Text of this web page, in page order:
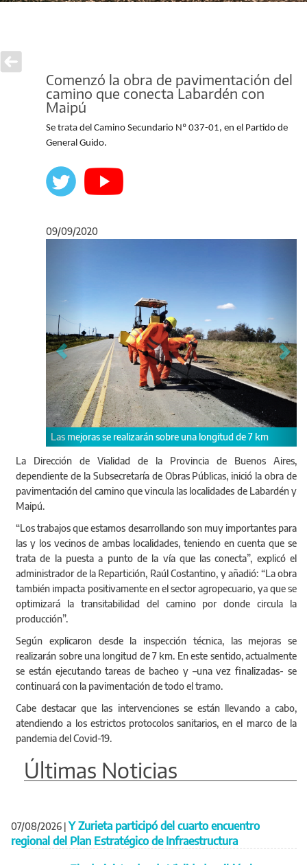
Comenzó la obra de pavimentación del
camino que conecta Labardén con
Maipú
Se trata del Camino Secundario Nº 037-01, en el Partido de
General Guido.
09/09/2020
se realizarán sobre una longitud de 7 km
Actualmente se están
tramo.
La Dirección de Vialidad de la Provincia de Buenos Aires,
dependiente de la Subsecretaría de Obras Públicas, inició la obra de
pavimentación del camino que vincula las localidades de Labardén y
Maipú.
“Los trabajos que estamos desarrollando son muy importantes para
las y los vecinos de ambas localidades, teniendo en cuenta que se
trata de la puesta a punto de la vía que las conecta”, explicó el
administrador de la Repartición, Raúl Costantino, y añadió: “La obra
también impacta positivamente en el sector agropecuario, ya que se
optimizará la transitabilidad del camino por donde circula la
producción”.
Según explicaron desde la inspección técnica, las mejoras se
realizarán sobre una longitud de 7 km. En este sentido, actualmente
se están ejecutando tareas de bacheo y –una vez finalizadas- se
continuará con la pavimentación de todo el tramo.
Cabe destacar que las intervenciones se están llevando a cabo,
atendiendo a los estrictos protocolos sanitarios, en el marco de la
pandemia del Covid-19.
Últimas Noticias
07/08/2026 | Y Zurieta participó del cuarto encuentro
regional del Plan Estratégico de Infraestructura